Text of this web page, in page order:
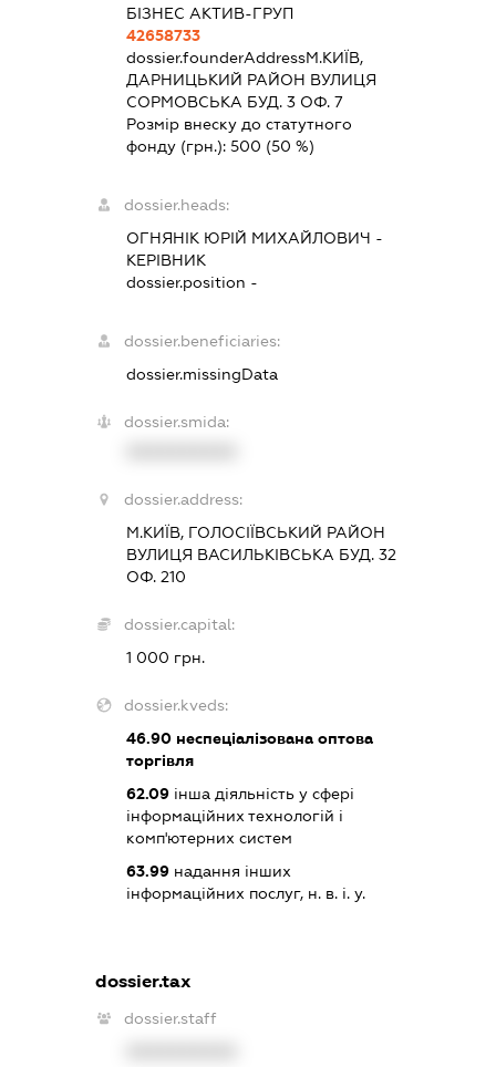
БІЗНЕС АКТИВ-ГРУП
42658733
dossier.founderAddressМ.КИЇВ,
ДАРНИЦЬКИЙ РАЙОН ВУЛИЦЯ
СОРМОВСЬКА БУД. 3 ОФ. 7
Розмір внеску до статутного
фонду (грн.): 500 (50 %)
dossier.heads:
ОГНЯНІК ЮРІЙ МИХАЙЛОВИЧ -
КЕРІВНИК
dossier.position -
dossier.beneficiaries:
dossier.missingData
dossier.smida:
dossier.address:
М.КИЇВ, ГОЛОСІЇВСЬКИЙ РАЙОН
ВУЛИЦЯ ВАСИЛЬКІВСЬКА БУД. 32
ОФ. 210
dossier.capital:
1 000 грн.
dossier.kveds:
46.90неспеціалізована оптова
торгівля
62.09інша діяльність у сфері
інформаційних технологій і
комп'ютерних систем
63.99надання інших
інформаційних послуг, н. в. і. у.
dossier.tax
dossier.staff